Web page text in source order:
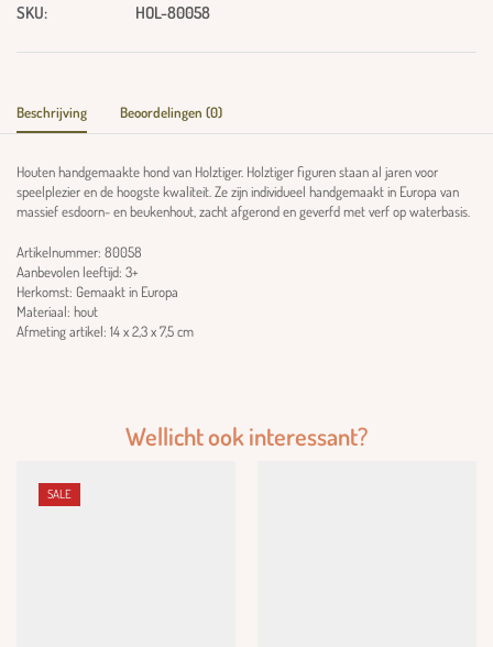
SKU: HOL-80058
Beschrijving Beoordelingen (0)
Houten handgemaakte hond van Holztiger. Holztiger figuren staan ​​al jaren voor
speelplezier en de hoogste kwaliteit. Ze zijn individueel handgemaakt in Europa van
massief esdoorn- en beukenhout, zacht afgerond en geverfd met verf op waterbasis.
Artikelnummer: 80058
Aanbevolen leeftijd: 3+
Herkomst: Gemaakt in Europa
Materiaal: hout
Afmeting artikel: 14 x 2,3 x 7,5 cm
Wellicht ook interessant?
SALE